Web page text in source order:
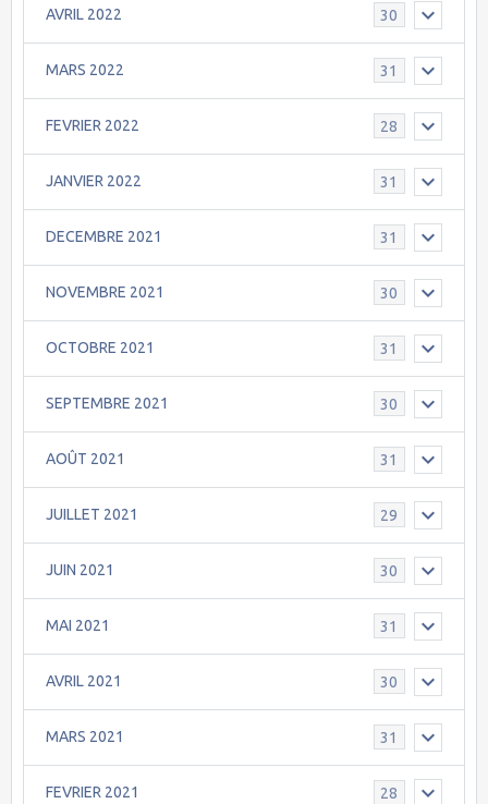
AVRIL 2022 30
MARS 2022 31
FEVRIER 2022 28
JANVIER 2022 31
DECEMBRE 2021 31
NOVEMBRE 2021 30
OCTOBRE 2021 31
SEPTEMBRE 2021 30
AOÛT 2021 31
JUILLET 2021 29
JUIN 2021 30
MAI 2021 31
AVRIL 2021 30
MARS 2021 31
FEVRIER 2021 28